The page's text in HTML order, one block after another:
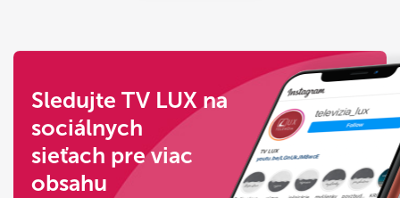
Sledujte TV LUX na
sociálnych
sieťach pre viac
obsahu